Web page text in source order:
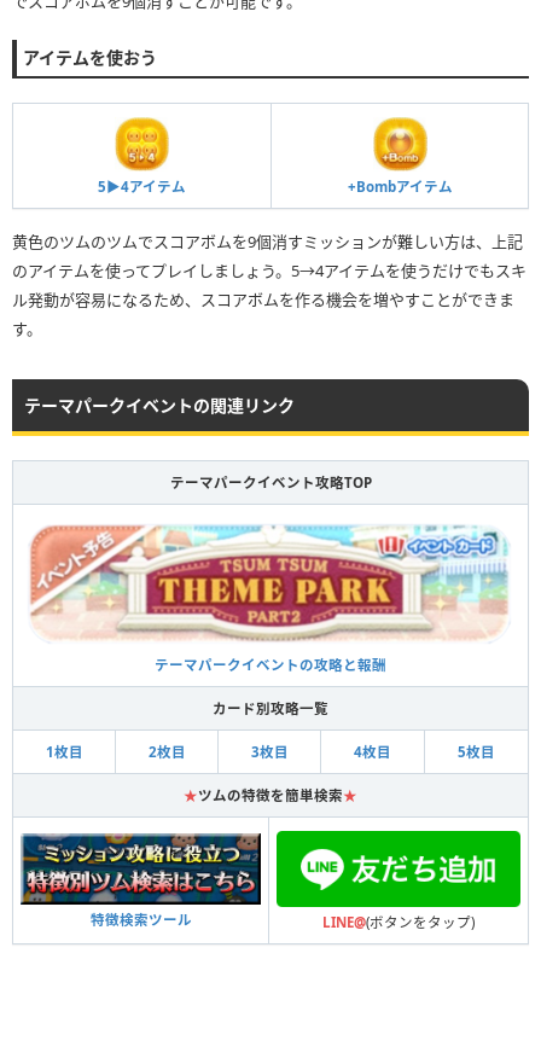
アイテムを使おう
5▶︎4アイテム +Bombアイテム
黄色のツムのツムでスコアボムを9個消すミッションが難しい方は、上記
のアイテムを使ってプレイしましょう。5→4アイテムを使うだけでもスキ
ル発動が容易になるため、スコアボムを作る機会を増やすことができま
す。
テーマパークイベントの関連リンク
テーマパークイベント攻略TOP
テーマパークイベントの攻略と報酬
カード別攻略一覧
1枚目 2枚目 3枚目 4枚目 5枚目
★ツムの特徴を簡単検索★
特徴検索ツール LINE@(ボタンをタップ)